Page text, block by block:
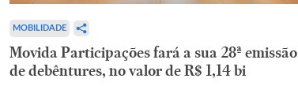
MOBILIDADE
Movida Participações fará a sua 28ª emissão
de debêntures, no valor de R$ 1,14 bi